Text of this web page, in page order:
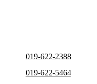
019-622-2388
019-622-5464